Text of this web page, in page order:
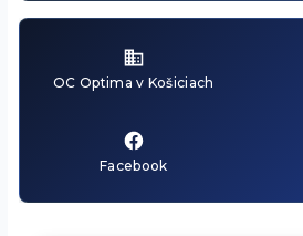
OC Optima v Košiciach
Facebook